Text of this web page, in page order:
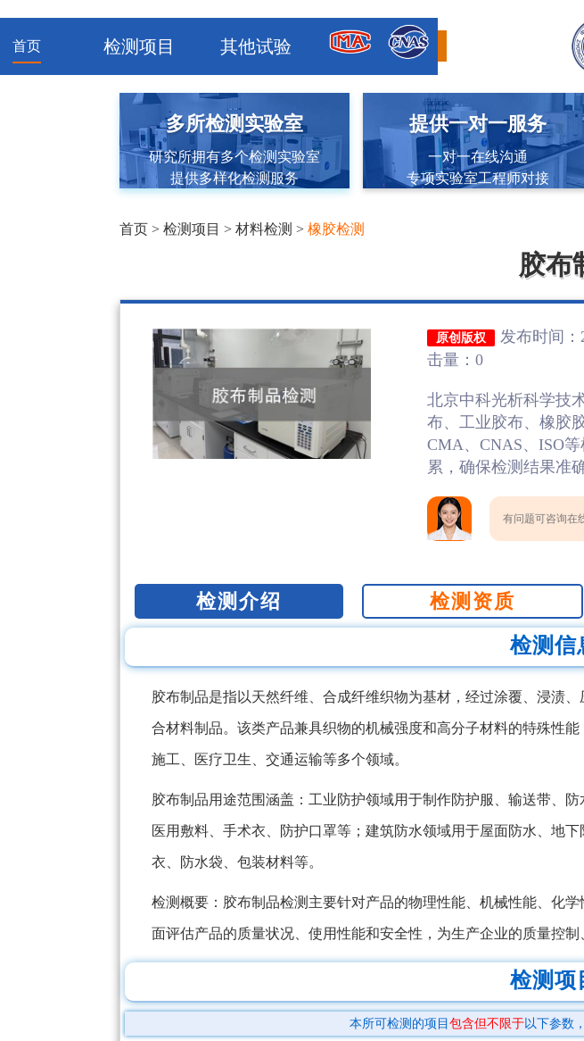
首页 检测项目 其他试验
多所检测实验室
研究所拥有多个检测实验室
提供多样化检测服务
提供一对一服务
一对一在线沟通
专项实验室工程师对接
首页 >检测项目 >材料检测 >橡胶检测
胶布
原创版权 发布时间：
击量：0
北京中科光析科学技
布、工业胶布、橡胶
CMA、CNAS、ISO
累，确保检测结果准
有问题可咨询在
检测介绍 检测资质
检测信
胶布制品是指以天然纤维、合成纤维织物为基材，经过涂覆、浸渍
合材料制品。该类产品兼具织物的机械强度和高分子材料的特殊性
施工、医疗卫生、交通运输等多个领域。
胶布制品用途范围涵盖：工业防护领域用于制作防护服、输送带、
医用敷料、手术衣、防护口罩等；建筑防水领域用于屋面防水、地
衣、防水袋、包装材料等。
检测概要：胶布制品检测主要针对产品的物理性能、机械性能、化
面评估产品的质量状况、使用性能和安全性，为生产企业的质量控
检测项
本所可检测的项目 包含但不限于以下参数